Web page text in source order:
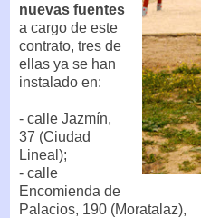
nuevas fuentes
a cargo de este
contrato, tres de
ellas ya se han
instalado en:
- calle Jazmín,
37 (Ciudad
Lineal);
- calle
Encomienda de
Palacios, 190 (Moratalaz),